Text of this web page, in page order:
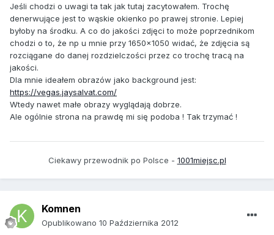
Jeśli chodzi o uwagi ta tak jak tutaj zacytowałem. Trochę
denerwujące jest to wąskie okienko po prawej stronie. Lepiej
byłoby na środku. A co do jakości zdjęci to może poprzednikom
chodzi o to, że np u mnie przy 1650x1050 widać, że zdjęcia są
rozciągane do danej rozdzielczości przez co trochę tracą na
jakości.
Dla mnie ideałem obrazów jako background jest:
https://vegas.jaysalvat.com/
Wtedy nawet małe obrazy wyglądają dobrze.
Ale ogólnie strona na prawdę mi się podoba ! Tak trzymać !
Ciekawy przewodnik po Polsce - 1001miejsc.pl
Komnen
Opublikowano 10 Października 2012